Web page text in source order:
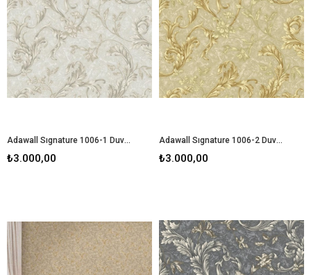
Adawall Sıgnature 1006-1 Duvar Kağıdı
₺3.000,00
Adawall Sıgnature 1006-2 Duvar Kağıdı
₺3.000,00